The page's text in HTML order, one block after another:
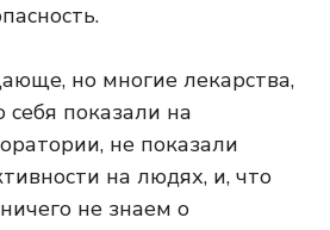
но многие лекарства,
показали на
не показали
на людях, и, что
не знаем о